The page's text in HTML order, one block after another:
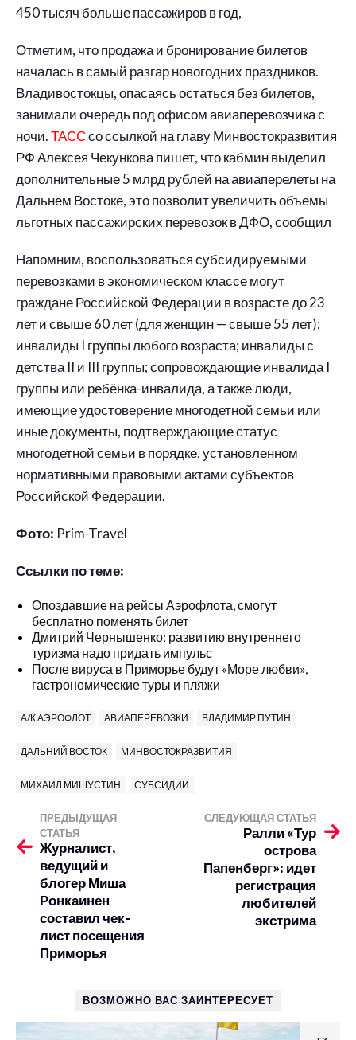
450 тысяч больше пассажиров в год,
Отметим, что продажа и бронирование билетов
началась в самый разгар новогодних праздников.
Владивостокцы, опасаясь остаться без билетов,
занимали очередь под офисом авиаперевозчика с
ночи.ТАССсо ссылкой на главу Минвостокразвития
РФ Алексея Чекункова пишет, что кабмин выделил
дополнительные 5 млрд рублей на авиаперелеты на
Дальнем Востоке, это позволит увеличить объемы
льготных пассажирских перевозок в ДФО, сообщил
Напомним, воспользоваться субсидируемыми
перевозками в экономическом классе могут
граждане Российской Федерации в возрасте до 23
лет и свыше 60 лет (для женщин — свыше 55 лет);
инвалиды I группы любого возраста; инвалиды с
детства II и III группы; сопровождающие инвалида I
группы или ребёнка-инвалида, а также люди,
имеющие удостоверение многодетной семьи или
иные документы, подтверждающие статус
многодетной семьи в порядке, установленном
нормативными правовыми актами субъектов
Российской Федерации.
Фото: Prim-Travel
Ссылки по теме:
Опоздавшие на рейсы Аэрофлота, смогут
бесплатно поменять билет
Дмитрий Чернышенко: развитию внутреннего
туризма надо придать импульс
После вируса в Приморье будут «Море любви»,
гастрономические туры и пляжи
А/К АЭРОФЛОТ АВИАПЕРЕВОЗКИ ВЛАДИМИР ПУТИН
ДАЛЬНИЙ ВОСТОК МИНВОСТОКРАЗВИТИЯ
МИХАИЛ МИШУСТИН СУБСИДИИ
ПРЕДЫДУЩАЯ
СТАТЬЯ
Журналист,
ведущий и
блогер Миша
Ронкаинен
составил чек-
лист посещения
Приморья
СЛЕДУЮЩАЯ СТАТЬЯ
Ралли «Тур
острова
Папенберг»: идет
регистрация
любителей
экстрима
ВОЗМОЖНО ВАС ЗАИНТЕРЕСУЕТ